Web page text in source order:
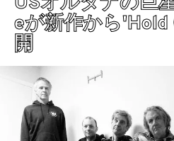
eが新作から'Hold
開